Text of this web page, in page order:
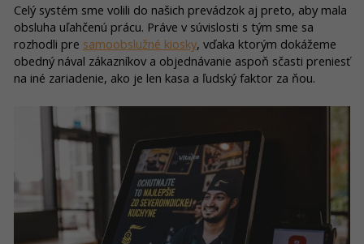
Celý systém sme volili do našich prevádzok aj preto, aby mala
obsluha uľahčenú prácu. Práve v súvislosti s tým sme sa
rozhodli pre samoobslužné kiosky, vďaka ktorým dokážeme
obedný nával zákazníkov a objednávanie aspoň sčasti preniesť
na iné zariadenie, ako je len kasa a ľudský faktor za ňou.